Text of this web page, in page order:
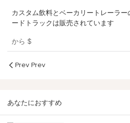
カスタム飲料とベーカリートレーラー
ードトラックは販売されています
から $
Prev Prev
あなたにおすすめ